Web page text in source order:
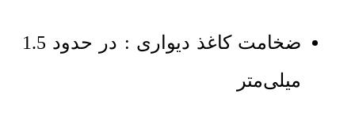
ضخامت کاغذ دیواری : در حدود 1.5
میلی‌متر